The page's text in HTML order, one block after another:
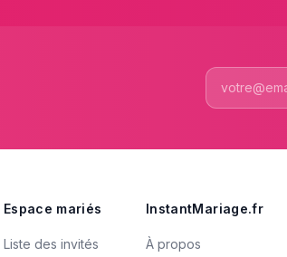
Espace mariés
Liste des invités
InstantMariage.fr
À propos